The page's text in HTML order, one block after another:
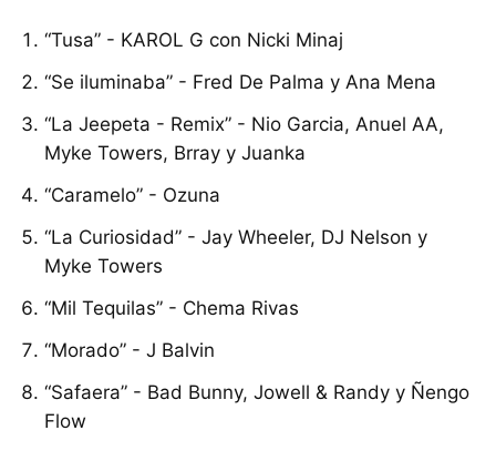
“Tusa” - KAROL G con Nicki Minaj
“Se iluminaba” - Fred De Palma y Ana Mena
“La Jeepeta - Remix” - Nio Garcia, Anuel AA,
Myke Towers, Brray y Juanka
“Caramelo” - Ozuna
“La Curiosidad” - Jay Wheeler, DJ Nelson y
Myke Towers
“Mil Tequilas” - Chema Rivas
“Morado” - J Balvin
“Safaera” - Bad Bunny, Jowell & Randy y Ñengo
Flow